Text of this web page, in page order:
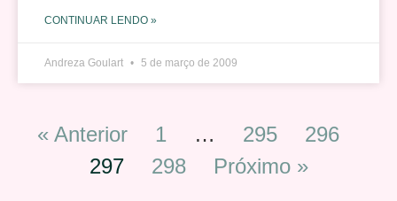
CONTINUAR LENDO »
Andreza Goulart 5 de março de 2009
« Anterior 1 … 295
296
297
298 Próximo »